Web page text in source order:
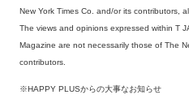
New York Times Co. and/or its contributors,
The views and opinions expressed within T
Magazine are not necessarily those of The
contributors.
※HAPPY PLUSからの大事なお知らせ